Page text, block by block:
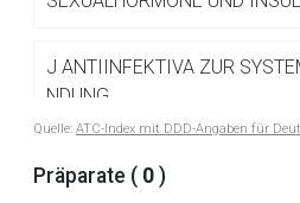
J ANTIINFEKTIVA ZUR
NDUNG
ANTINEOPLASTISCHE UND
RENDE MITTEL
Quelle: ATC-Index mit DDD-Angaben für
Präparate ( 0 )